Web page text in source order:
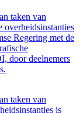
taken van
overheidsinstanties
Regering met de
door deelnemers
taken van
is